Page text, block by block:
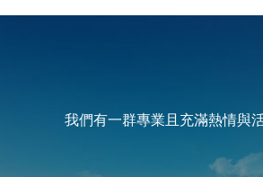
我們有一群專業且充滿熱情與